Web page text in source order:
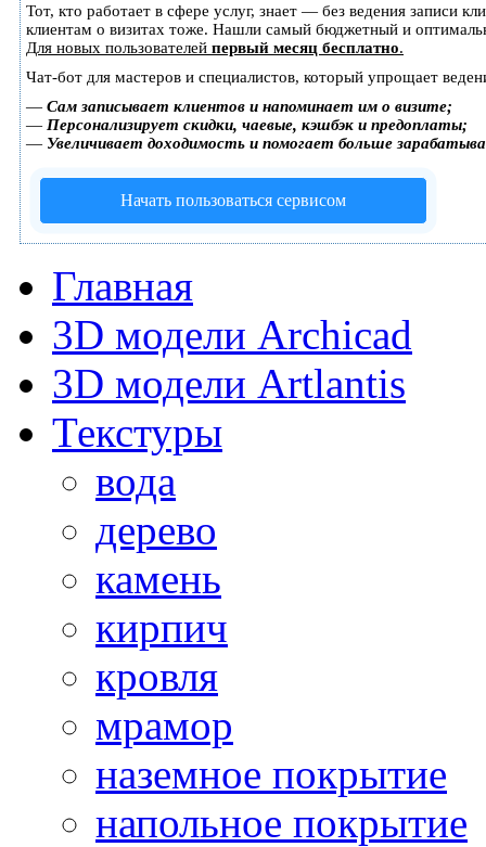
Тот, кто работает в сфере услуг, знает — без ведения записи
клиентам о визитах тоже. Нашли самый бюджетный и
Для новых пользователей первый месяц бесплатно.
Чат-бот для мастеров и специалистов, который упрощает
— Сам записывает клиентов и напоминает им о визите;
— Персонализирует скидки, чаевые, кэшбэк и предоплаты;
— Увеличивает доходимость и помогает больше
Начать пользоваться сервисом
Главная
3D модели Archicad
3D модели Artlantis
Текстуры
вода
дерево
камень
кирпич
кровля
мрамор
наземное покрытие
напольное покрытие